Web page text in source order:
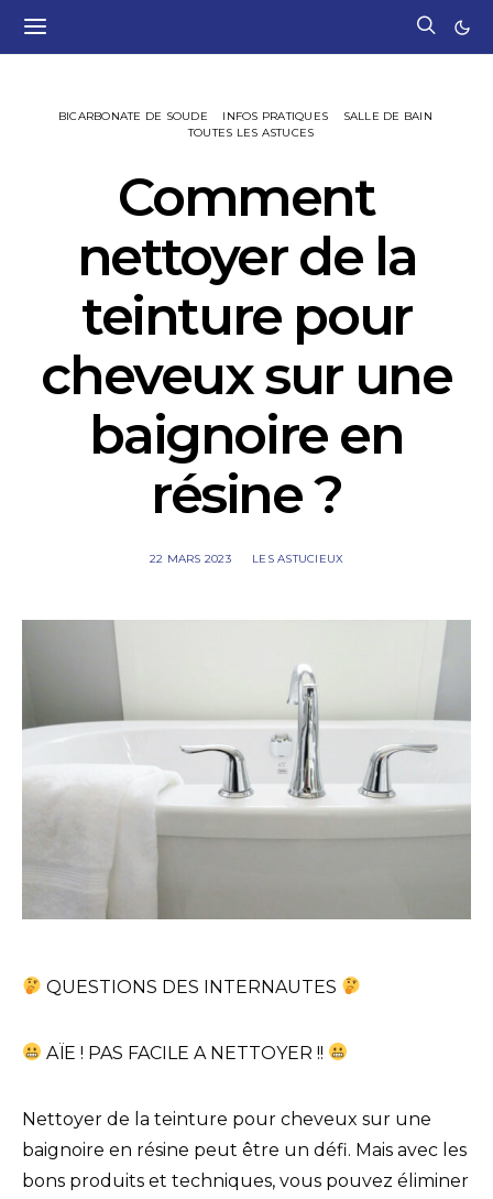
BICARBONATE DE SOUDE INFOS PRATIQUES
SALLE DE BAIN
TOUTES LES ASTUCES
Comment
nettoyer de la
teinture pour
cheveux sur une
baignoire en
résine ?
22 MARS 2023 LES ASTUCIEUX
QUESTIONS DES INTERNAUTES
AÏE ! PAS FACILE A NETTOYER !!
Nettoyer de la teinture pour cheveux sur une
baignoire en résine peut être un défi. Mais avec les
bons produits et techniques, vous pouvez éliminer